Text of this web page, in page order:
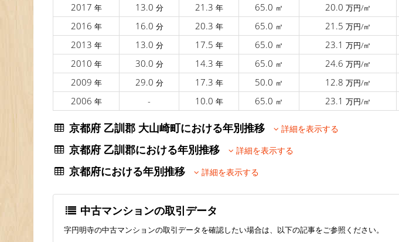
2017 年 13.0 分 21.3 年 65.0 ㎡ 20.0 万円/㎡
2016 年 16.0 分 20.3 年 65.0 ㎡ 21.5 万円/㎡
2013 年 13.0 分 17.5 年 65.0 ㎡ 23.1 万円/㎡
2010 年 30.0 分 14.3 年 65.0 ㎡ 24.6 万円/㎡
2009 年 29.0 分 17.3 年 50.0 ㎡ 12.8 万円/㎡
2006 年 - 10.0 年 65.0 ㎡ 23.1 万円/㎡
京都府 乙訓郡 大山崎町における年別推移 詳細を表示する
京都府 乙訓郡における年別推移 詳細を表示する
京都府における年別推移 詳細を表示する
中古マンションの取引データ
字円明寺の中古マンションの取引データを確認したい場合は、以下の記事をご参照ください。